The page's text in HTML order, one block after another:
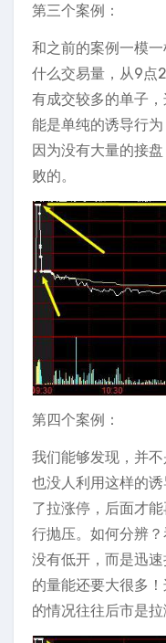
第三个案例：
和之前的案例一模
什么交易量，从9点
有成交较多的单子
能是单纯的诱导行
因为没有大量的接
败的。
第四个案例：
我们能够发现，并
也没人利用这样的
了拉涨停，后面才
行抛压。如何分辨
没有低开，而是迅
的量能还要大很多
的情况往往后市是拉